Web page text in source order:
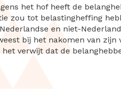
het hof heeft de
zou tot belastingheffing
en niet-
bij het nakomen van
verwijt dat de